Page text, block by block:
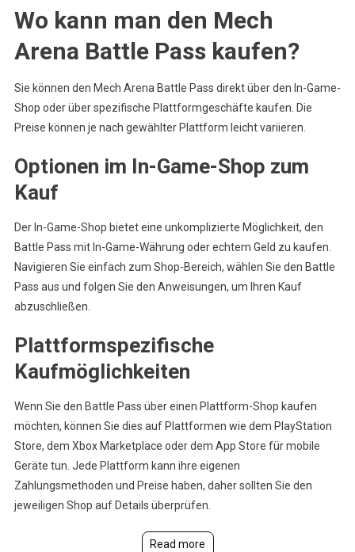
Wo kann man den Mech
Arena Battle Pass kaufen?
Sie können den Mech Arena Battle Pass direkt über den In-Game-
Shop oder über spezifische Plattformgeschäfte kaufen. Die
Preise können je nach gewählter Plattform leicht variieren.
Optionen im In-Game-Shop zum
Kauf
Der In-Game-Shop bietet eine unkomplizierte Möglichkeit, den
Battle Pass mit In-Game-Währung oder echtem Geld zu kaufen.
Navigieren Sie einfach zum Shop-Bereich, wählen Sie den Battle
Pass aus und folgen Sie den Anweisungen, um Ihren Kauf
abzuschließen.
Plattformspezifische
Kaufmöglichkeiten
Wenn Sie den Battle Pass über einen Plattform-Shop kaufen
möchten, können Sie dies auf Plattformen wie dem PlayStation
Store, dem Xbox Marketplace oder dem App Store für mobile
Geräte tun. Jede Plattform kann ihre eigenen
Zahlungsmethoden und Preise haben, daher sollten Sie den
jeweiligen Shop auf Details überprüfen.
Read more